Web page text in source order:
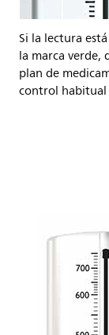
Si la lectura
la marca verde,
plan de
control habitual